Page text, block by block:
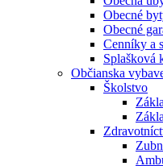
Obecné
Obecné
Cenníky a
Splašková
Občianska
Školstvo